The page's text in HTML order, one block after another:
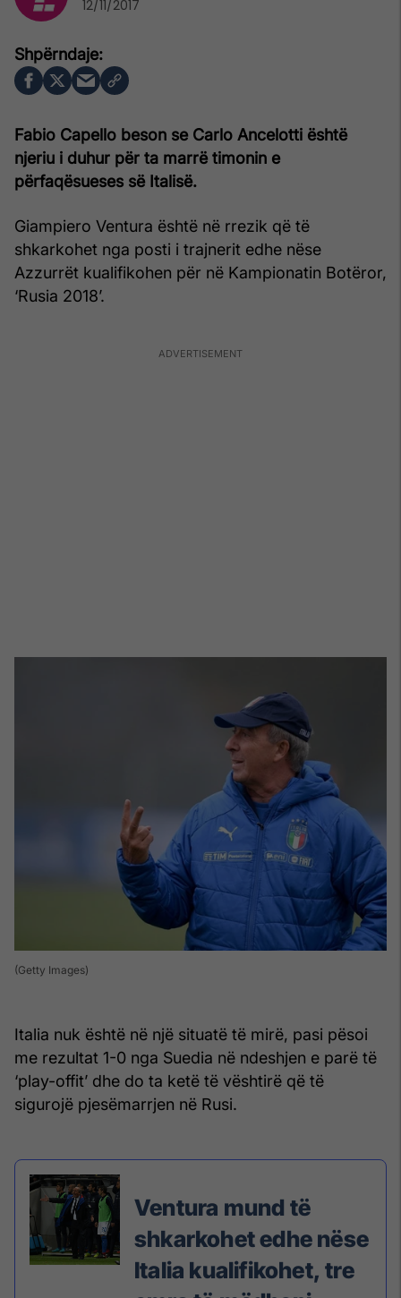
Fabio Capello beson se Carlo Ancelotti është
njeriu i duhur për ta marrë timonin e
përfaqësueses së Italisë.
Giampiero Ventura është në rrezik që të
shkarkohet nga posti i trajnerit edhe nëse
Azzurrët kualifikohen për në Kampionatin Botëror,
‘Rusia 2018’.
(Getty Images)
Italia nuk është në një situatë të mirë, pasi pësoi
me rezultat 1-0 nga Suedia në ndeshjen e parë të
‘play-offit’ dhe do ta ketë të vështirë që të
sigurojë pjesëmarrjen në Rusi.
Ventura mund të
shkarkohet edhe nëse
Italia kualifikohet, tre
12/11/2017